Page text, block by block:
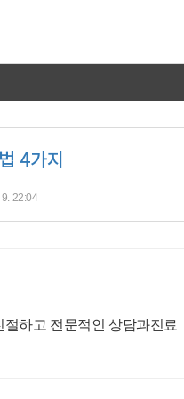
4가지
22:04
하고 전문적인 상담과진료